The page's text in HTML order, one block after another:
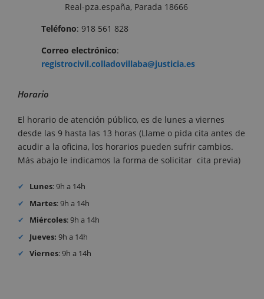
Real-pza.españa, Parada 18666
Teléfono: 918 561 828
Correo electrónico:
registrocivil.colladovillaba@justicia.es
Horario
El horario de atención público, es de lunes a viernes
desde las 9 hasta las 13 horas (Llame o pida cita antes de
acudir a la oficina, los horarios pueden sufrir cambios.
Más abajo le indicamos la forma de solicitar cita previa)
Lunes: 9h a 14h
Martes: 9h a 14h
Miércoles: 9h a 14h
Jueves: 9h a 14h
Viernes: 9h a 14h